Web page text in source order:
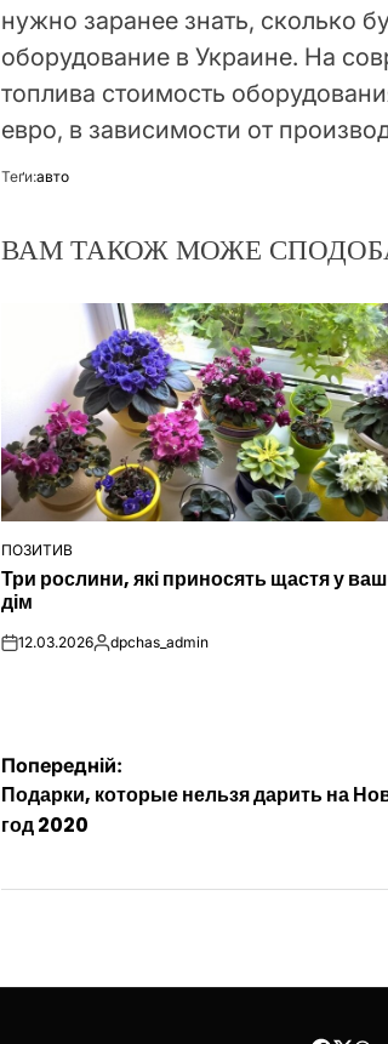
нужно заранее знать, сколько
оборудование в Украине. На
топлива стоимость
евро, в зависимости от
Теґи:авто
ВАМ ТАКОЖ МОЖЕ
ОПУБЛІКУВАТИ
ПОЗИТИВ
Три рослини, які приносять щастя у ваш
дім
on12.03.2026Опубліковано
dpchas_admin
Навігація
записів
Попередній:
Подарки, которые нельзя дарить на
год 2020